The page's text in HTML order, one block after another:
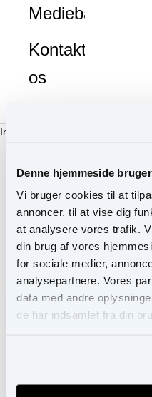
Denne hjemmeside
Vi bruger cookies til at
annoncer, til at vise dig
at analysere vores trafik.
din brug af vores
for sociale medier,
analysepartnere. Vores
data med andre
de har indsamlet fra din
Mediebank
Kontakt
os
Indkøbskurv
Din
Fortsæt
Anvendelse
Anvendelse
For et naturligt bronzed look,
Fan Brush og påfør på
kæbelinjen. For at fremhæve,
nuance og påfør på toppen
Ingredienser